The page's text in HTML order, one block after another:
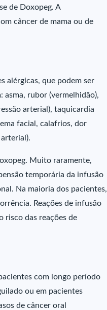
de Doxopeg. A
câncer de mama ou de
alérgicas, que podem ser
asma, rubor (vermelhidão),
arterial), taquicardia
facial, calafrios, dor
Muito raramente,
temporária da infusão
Na maioria dos pacientes,
Reações de infusão
risco das reações de
com longo período
ou em pacientes
de câncer oral